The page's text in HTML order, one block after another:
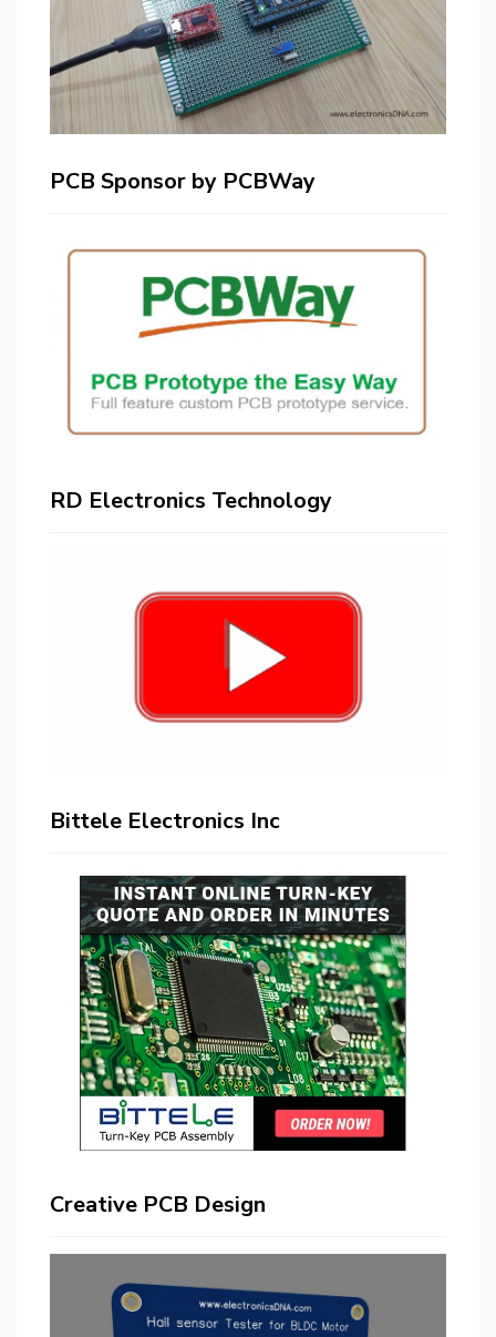
PCB Sponsor by PCBWay
RD Electronics Technology
Bittele Electronics Inc
Creative PCB Design